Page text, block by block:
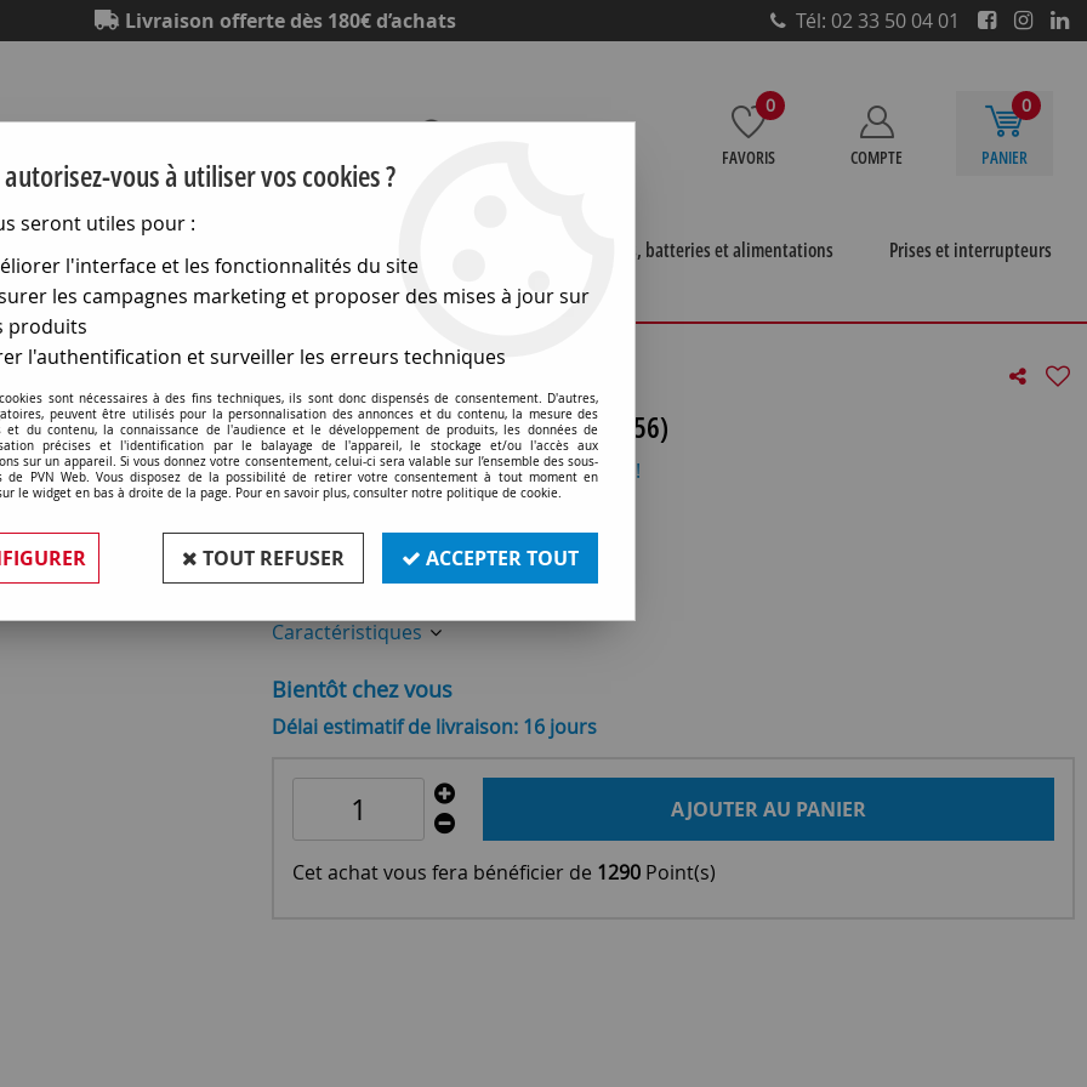
Livraison offerte dès 180€ d’achats Tél: 02 33 50 04 01
0
FAVORIS COMPTE
0
PANIER
Piles, batteries et alimentations
Prises et interrupteurs
111 - PAR>Lampes PAR>Par20 65x95 iod.m 35w 10o (131356)
Par20 65x95 iod.m 35w 10o (131356)
Soyez le premier à donner votre avis !
129,90€TTC
Réf. :OR131356
Caractéristiques
Bientôt chez vous
Délai estimatif de livraison: 16 jours
AJOUTER AU PANIER
Cet achat vous fera bénéficier de 1290 Point(s)
vous à utiliser vos cookies ?
seront utiles pour :
l'interface et les fonctionnalités du site
les campagnes marketing et proposer des mises à jour sur
produits
l'authentification et surveiller les erreurs techniques
sont nécessaires à des fins techniques, ils sont donc dispensés de consentement. D'autres,
peuvent être utilisés pour la personnalisation des annonces et du contenu, la mesure des
et du contenu, la connaissance de l'audience et le développement de produits, les données de
précises et l'identification par le balayage de l'appareil, le stockage et/ou l'accès aux
sur un appareil. Si vous donnez votre consentement, celui-ci sera valable sur l’ensemble des sous-
de PVN Web. Vous disposez de la possibilité de retirer votre consentement à tout moment en
le widget en bas à droite de la page. Pour en savoir plus, consulter notre politique de cookie.
TOUT REFUSER ACCEPTER TOUT